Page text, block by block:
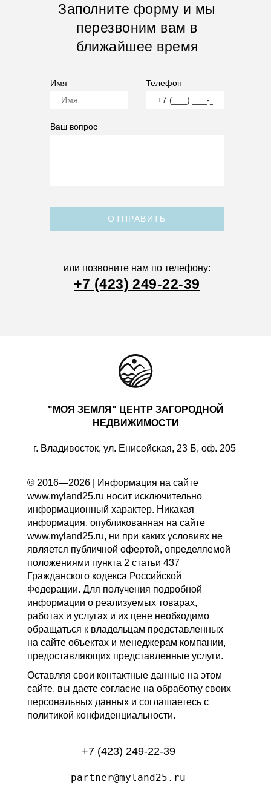
Заполните форму и мы
перезвоним вам в
ближайшее время
Имя Телефон
Ваш вопрос
ОТПРАВИТЬ
или позвоните нам по телефону:
+7 (423) 249-22-39
"МОЯ ЗЕМЛЯ" ЦЕНТР ЗАГОРОДНОЙ
НЕДВИЖИМОСТИ
г. Владивосток, ул. Енисейская, 23 Б, оф. 205
© 2016—2026 | Информация на сайте
www.myland25.ru носит исключительно
информационный характер. Никакая
информация, опубликованная на сайте
www.myland25.ru, ни при каких условиях не
является публичной офертой, определяемой
положениями пункта 2 статьи 437
Гражданского кодекса Российской
Федерации. Для получения подробной
информации о реализуемых товарах,
работах и услугах и их цене необходимо
обращаться к владельцам представленных
на сайте объектах и менеджерам компании,
предоставляющих представленные услуги.
Оставляя свои контактные данные на этом
сайте, вы даете согласие на обработку своих
персональных данных и соглашаетесь с
политикой конфиденциальности.
+7 (423) 249-22-39
partner@myland25.ru